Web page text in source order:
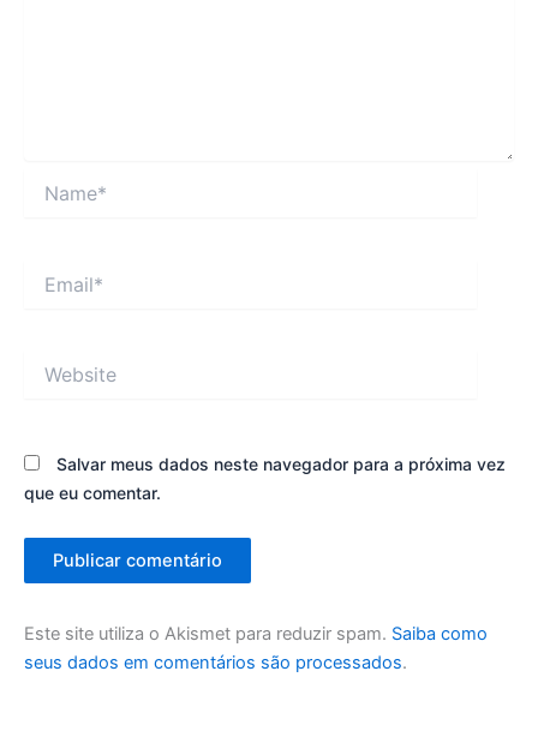
Salvar meus dados neste navegador para a próxima vez
que eu comentar.
Este site utiliza o Akismet para reduzir spam. Saiba como
seus dados em comentários são processados.